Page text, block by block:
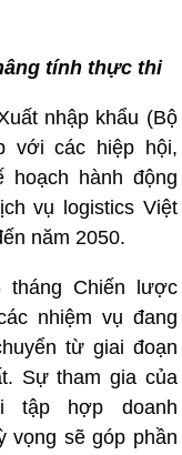
tính thực thi
nhập khẩu (Bộ
với các hiệp hội,
hoạch hành động
vụ logistics Việt
năm 2050.
tháng Chiến lược
nhiệm vụ đang
từ giai đoạn
Sự tham gia của
tập hợp doanh
vọng sẽ góp phần